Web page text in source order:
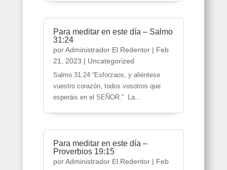
Para meditar en este día – Salmo
31:24
porAdministrador El Redentor| Feb
21, 2023 | Uncategorized
Salmo 31:24 “Esforzaos, y aliéntese
vuestro corazón, todos vosotros que
esperáis en el SEÑOR.” La...
Para meditar en este día –
Proverbios 19:15
porAdministrador El Redentor| Feb